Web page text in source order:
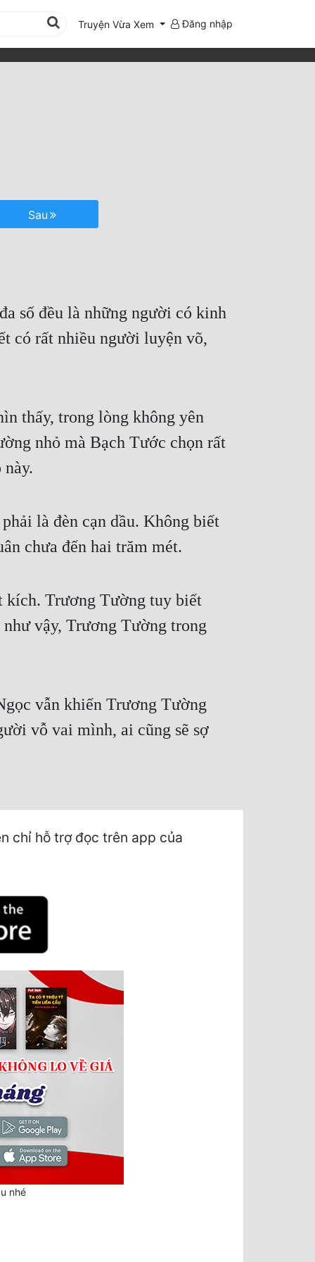
Truyện Vừa Xem Đăng nhập
Sau
số đều là những người có kinh
có rất nhiều người luyện võ,
thấy, trong lòng không yên
nhỏ mà Bạch Tước chọn rất
là đèn cạn dầu. Không biết
chưa đến hai trăm mét.
kích. Trương Tường tuy biết
vậy, Trương Tường trong
vẫn khiến Trương Tường
vỗ vai mình, ai cũng sẽ sợ
chỉ hỗ trợ đọc trên app của
nhé